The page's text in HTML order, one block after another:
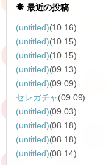
最近の投稿
(untitled)(10.16)
(untitled)(10.15)
(untitled)(10.15)
(untitled)(09.13)
(untitled)(09.09)
セレガチャ(09.09)
(untitled)(09.03)
(untitled)(08.18)
(untitled)(08.18)
(untitled)(08.14)